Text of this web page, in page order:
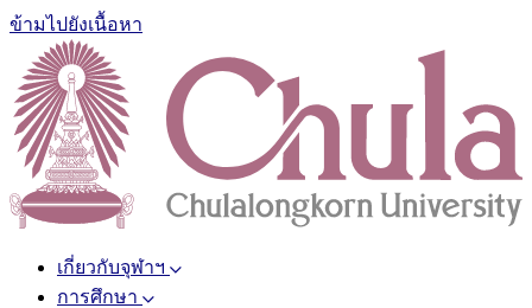
ข้ามไปยังเนื้อหา
เกี่ยวกับจุฬาฯ
การศึกษา